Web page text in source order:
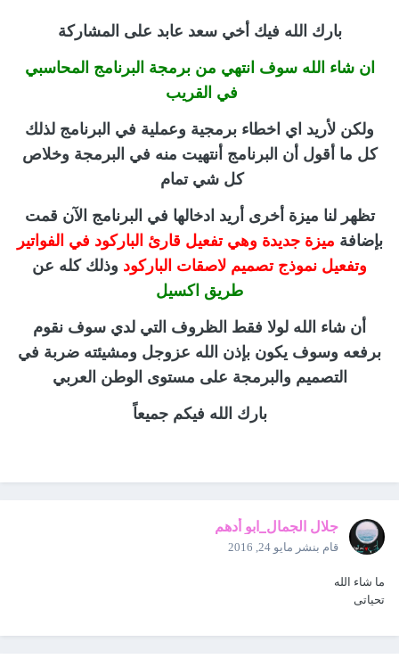
بارك الله فيك أخي سعد عابد على المشاركة
ان شاء الله سوف انتهي من برمجة البرنامج المحاسبي
في القريب
ولكن لأريد اي اخطاء برمجية وعملية في البرنامج لذلك
كل ما أقول أن البرنامج أنتهيت منه في البرمجة وخلاص
كل شي تمام
تظهر لنا ميزة أخرى أريد ادخالها في البرنامج الآن قمت
بإضافة ميزة جديدة وهي تفعيل قارئ الباركود في الفواتير
وتفعيل نموذج تصميم لاصقات الباركودوذلك كله عن
طريق اكسيل
أن شاء الله لولا فقط الظروف التي لدي سوف نقوم
برفعه وسوف يكون بإذن الله عزوجل ومشيئته ضربة في
التصميم والبرمجة على مستوى الوطن العربي
بارك الله فيكم جميعاً
جلال الجمال_ابو أدهم
قام بنشر مايو 24, 2016
ما شاء الله
تحياتى